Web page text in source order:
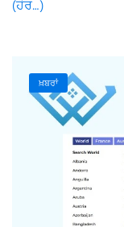
(ਹੋਰ…)
ਖ਼ਬਰਾਂ